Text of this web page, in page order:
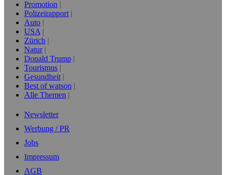
Promotion
Polizeirapport
Auto
USA
Zürich
Natur
Donald Trump
Tourismus
Gesundheit
Best of watson
Alle Themen
Newsletter
Werbung / PR
Jobs
Impressum
AGB